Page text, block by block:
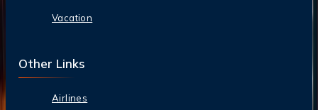
Vacation
Other Links
Airlines